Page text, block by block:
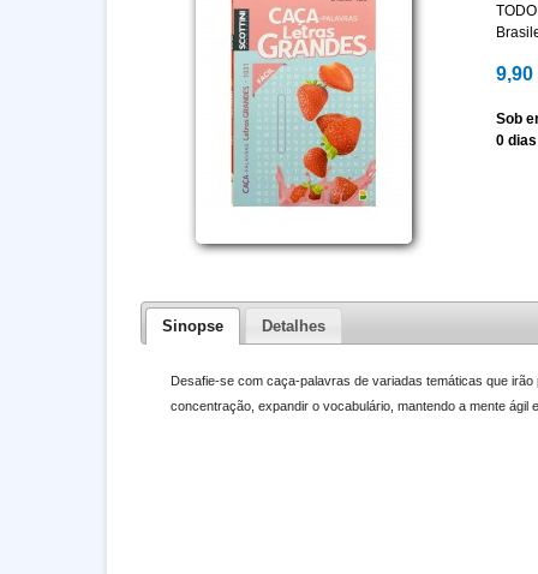
9,90
Sob
0 dias
Sinopse Detalhes
Desafie-se com caça-palavras de variadas temáticas que
concentração, expandir o vocabulário, mantendo a mente